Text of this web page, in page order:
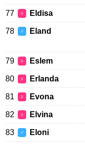
77 ♀ Eldisa
78 ♂ Eland
79 ♀ Eslem
80 ♀ Erlanda
81 ♀ Evona
82 ♀ Elvina
83 ♂ Eloni